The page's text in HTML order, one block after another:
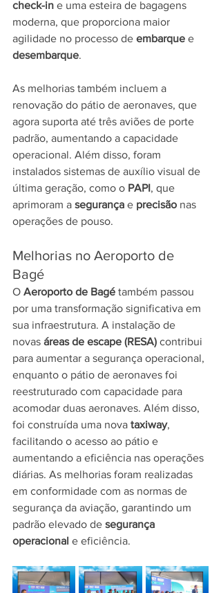
check-in e uma esteira de bagagens
moderna, que proporciona maior
agilidade no processo de embarque e
desembarque.
As melhorias também incluem a
renovação do pátio de aeronaves, que
agora suporta até três aviões de porte
padrão, aumentando a capacidade
operacional. Além disso, foram
instalados sistemas de auxílio visual de
última geração, como o PAPI, que
aprimoram a segurança e precisão nas
operações de pouso.
Melhorias no Aeroporto de
Bagé
O Aeroporto de Bagé também passou
por uma transformação significativa em
sua infraestrutura. A instalação de
novas áreas de escape (RESA) contribui
para aumentar a segurança operacional,
enquanto o pátio de aeronaves foi
reestruturado com capacidade para
acomodar duas aeronaves. Além disso,
foi construída uma nova taxiway,
facilitando o acesso ao pátio e
aumentando a eficiência nas operações
diárias. As melhorias foram realizadas
em conformidade com as normas de
segurança da aviação, garantindo um
padrão elevado de segurança
operacional e eficiência.